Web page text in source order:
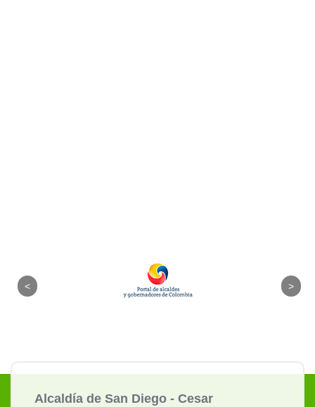
Alcaldía de San Diego - Cesar